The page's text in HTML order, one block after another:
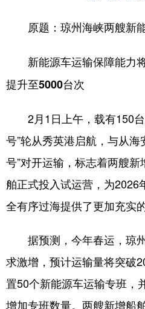
原题：琼州海峡两艘新
新能源车运输保障能力
提升至5000台次
2月1日上午，载有150台
号”轮从秀英港启航，与从海
号”对开运输，标志着两艘
舶正式投入试运营，为2026
全有序过海提供了更加充实
据预测，今年春运，琼
求激增，预计运输量将突破
置50个新能源车运输专班，
增加专班数量。两艘新增船